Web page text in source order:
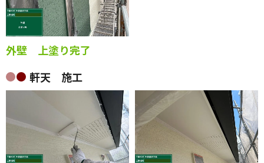
外壁 上塗り完了
軒天 施工